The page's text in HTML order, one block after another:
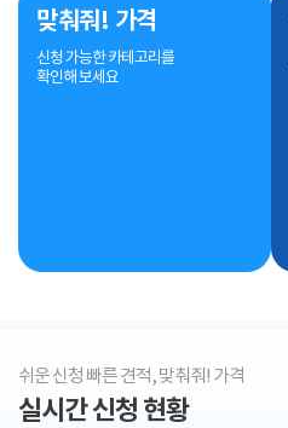
맞춰줘! 가격
신청 가능한 카테고리를
확인해 보세요
쉬운 신청 빠른 견적, 맞춰줘! 가격
실시간 신청 현황